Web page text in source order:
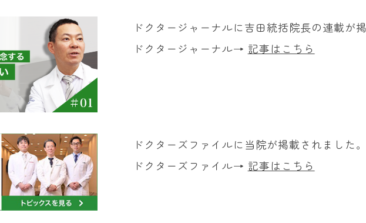
ドクタージャーナルに吉田統括院長の連載が
ドクタージャーナル→ 記事はこちら
ドクターズファイルに当院が掲載されました。
ドクターズファイル→ 記事はこちら